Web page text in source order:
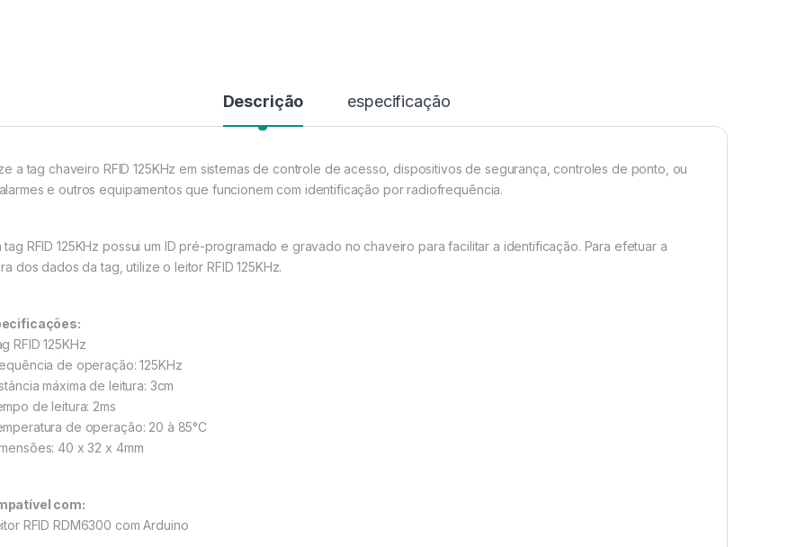
Descrição especificação
a tag chaveiro RFID 125KHz em sistemas de controle de acesso, dispositivos de segurança, controles de ponto, ou
e outros equipamentos que funcionem com identificação por radiofrequência.
tag RFID 125KHz possui um ID pré-programado e gravado no chaveiro para facilitar a identificação. Para efetuar a
dos dados da tag, utilize o leitor RFID 125KHz.
RFID 125KHz
de operação: 125KHz
máxima de leitura: 3cm
de leitura: 2ms
de operação: 20 à 85°C
40 x 32 x 4mm
com:
RFID RDM6300 com Arduino